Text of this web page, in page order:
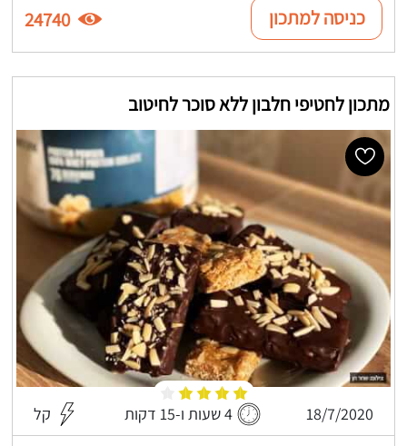
כניסה למתכון 24740
מתכון לחטיפי חלבון ללא סוכר לחיטוב
18/7/2020 4 שעות ו-15 דקות קל